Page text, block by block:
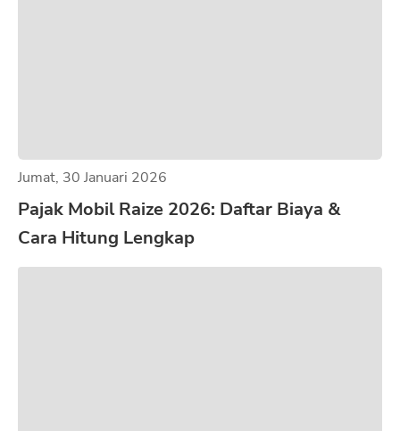
Jumat, 30 Januari 2026
Pajak Mobil Raize 2026: Daftar Biaya &
Cara Hitung Lengkap